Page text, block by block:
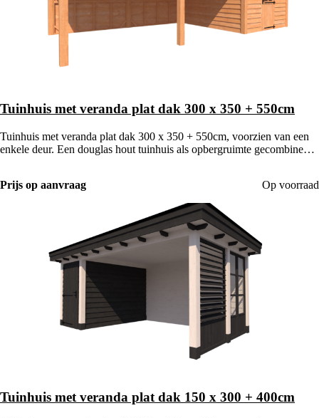
Tuinhuis met veranda plat dak 300 x 350 + 550cm
Tuinhuis met veranda plat dak 300 x 350 + 550cm, voorzien van een
enkele deur. Een douglas hout tuinhuis als opbergruimte gecombineerd
Prijs op aanvraag
Op voorraad
Tuinhuis met veranda plat dak 150 x 300 + 400cm